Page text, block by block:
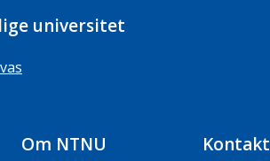
universitet
Om NTNU Kontakt